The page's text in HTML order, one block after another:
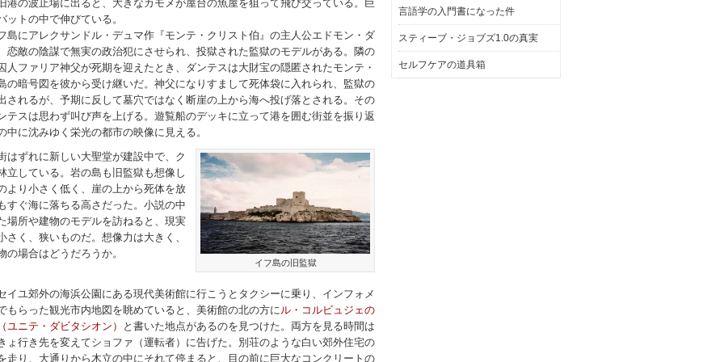
港の波止場に出ると、大きなカモメが屋台の魚屋を狙って飛び交っている。巨
ットの中で伸びている。
島にアレクサンドル・デュマ作『モンテ・クリスト伯』の主人公エドモン・ダ
恋敵の陰謀で無実の政治犯にさせられ、投獄された監獄のモデルがある。隣の
人ファリア神父が死期を迎えたとき、ダンテスは大財宝の隠匿されたモンテ・
の暗号図を彼から受け継いだ。神父になりすまして死体袋に入れられ、監獄の
されるが、予期に反して墓穴ではなく断崖の上から海へ投げ落とされる。その
テスは思わず叫び声を上げる。遊覧船のデッキに立って港を囲む街並を振り返
中に沈みゆく栄光の都市の映像に見える。
イフ島の旧監獄
はずれに新しい大聖堂が建設中で、ク
立している。岩の島も旧監獄も想像し
より小さく低く、崖の上から死体を放
すぐ海に落ちる高さだった。小説の中
場所や建物のモデルを訪ねると、現実
さく、狭いものだ。想像力は大きく、
の場合はどうだろうか。
イユ郊外の海浜公園にある現代美術館に行こうとタクシーに乗り、インフォメ
もらった観光市内地図を眺めていると、美術館の北の方にル・コルビュジェの
ユニテ・ダビタシオン）
と書いた地点があるのを見つけた。両方を見る時間は
ょ行き先を変えてショファ（運転者）に告げた。別荘のような白い郊外住宅の
走り、大通りから木立の中にそれて停まると、目の前に巨大なコンクリートの
言語学の入門書になった件
スティーブ・ジョブズ1.0の真実
セルフケアの道具箱